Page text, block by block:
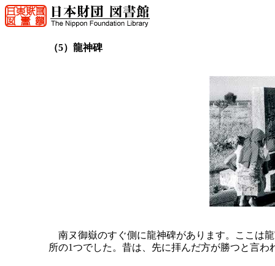
（5）龍神碑
南ヌ御嶽のすぐ側に龍神碑があります。ここは
所の1つでした。昔は、先に拝んだ方が勝つと言